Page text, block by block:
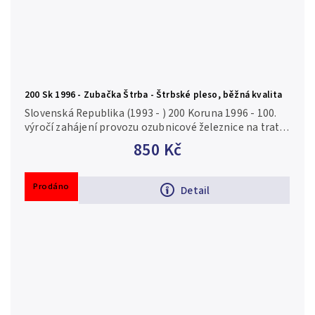
200 Sk 1996 - Zubačka Štrba - Štrbské pleso, běžná kvalita
850 Kč
Detail
Slovenská Republika (1993 - ) 200 Koruna 1996 - 100.
výročí zahájení provozu ozubnicové železnice na trati
Štrba - Štrbské pleso, autor Vojtech Pohanka, Aurea S
Prodáno